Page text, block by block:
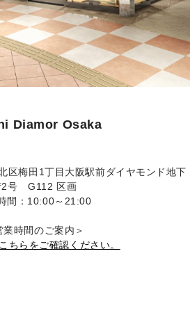
Diamor Osaka
区梅田1丁目大阪駅前ダイヤモンド地下
2号 G112 区画
間：10:00～21:00
業時間のご案内＞
ちらをご確認ください。